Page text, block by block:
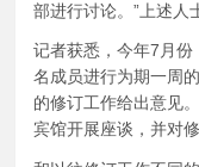
部进行讨论。”上述人
记者获悉，今年7月
名成员进行为期一周
的修订工作给出意见
宾馆开展座谈，并对